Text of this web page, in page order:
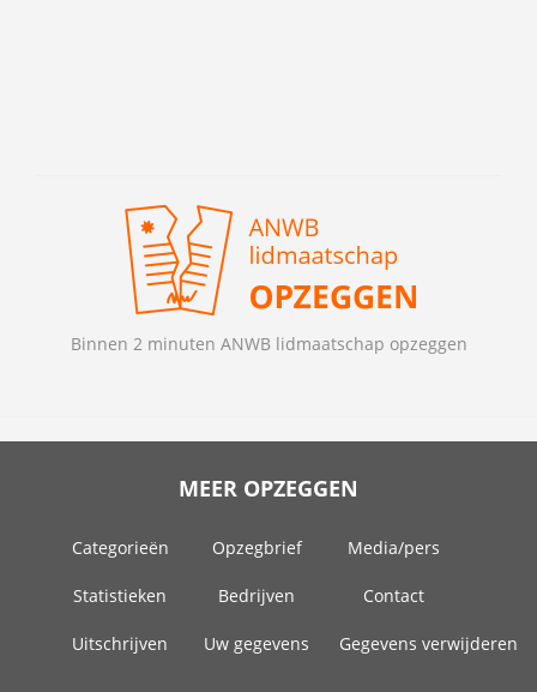
Binnen 2 minuten ANWB lidmaatschap opzeggen
MEER OPZEGGEN
Categorieën Opzegbrief Media/pers
Statistieken Bedrijven Contact
Uitschrijven Uw gegevens Gegevens verwijderen